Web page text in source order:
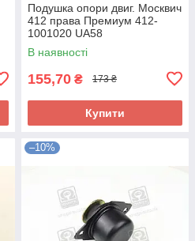
Подушка опори двиг. Москвич
412 права Премиум 412-
1001020 UA58
В наявності
155,70 ₴ 173 ₴
Купити
–10%